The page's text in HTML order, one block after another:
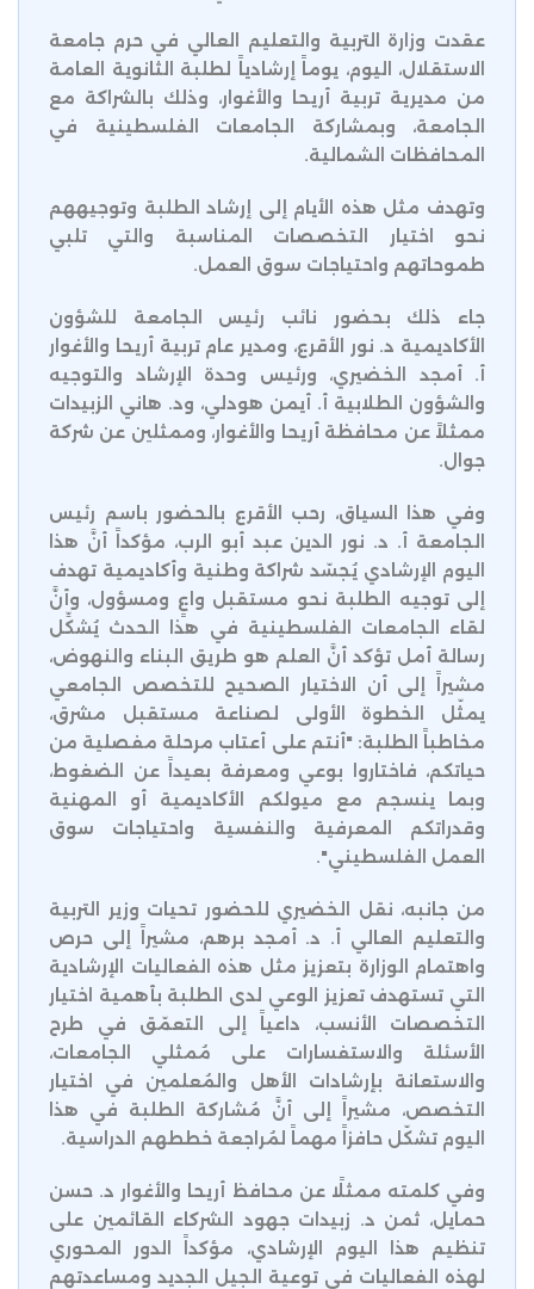
عقدت وزارة التربية والتعليم العالي في حرم جامعة
الاستقلال، اليوم، يوماً إرشادياً لطلبة الثانوية العامة
من مديرية تربية أريحا والأغوار، وذلك بالشراكة مع
الجامعة، وبمشاركة الجامعات الفلسطينية في
المحافظات الشمالية.
وتهدف مثل هذه الأيام إلى إرشاد الطلبة وتوجيههم
نحو اختيار التخصصات المناسبة والتي تلبي
طموحاتهم واحتياجات سوق العمل.
جاء ذلك بحضور نائب رئيس الجامعة للشؤون
الأكاديمية د. نور الأقرع، ومدير عام تربية أريحا والأغوار
أ. أمجد الخضيري، ورئيس وحدة الإرشاد والتوجيه
والشؤون الطلابية أ. أيمن هودلي، ود. هاني الزبيدات
ممثلاً عن محافظة أريحا والأغوار، وممثلين عن شركة
جوال.
وفي هذا السياق، رحب الأقرع بالحضور باسم رئيس
الجامعة أ. د. نور الدين عبد أبو الرب، مؤكداً أنَّ هذا
اليوم الإرشادي يُجسّد شراكة وطنية وأكاديمية تهدف
إلى توجيه الطلبة نحو مستقبل واعٍ ومسؤول، وأنَّ
لقاء الجامعات الفلسطينية في هذا الحدث يُشكِّل
رسالة أمل تؤكد أنَّ العلم هو طريق البناء والنهوض،
مشيراً إلى أن الاختيار الصحيح للتخصص الجامعي
يمثّل الخطوة الأولى لصناعة مستقبل مشرق،
مخاطباً الطلبة: "أنتم على أعتاب مرحلة مفصلية من
حياتكم، فاختاروا بوعي ومعرفة بعيداً عن الضغوط،
وبما ينسجم مع ميولكم الأكاديمية أو المهنية
وقدراتكم المعرفية والنفسية واحتياجات سوق
العمل الفلسطيني".
من جانبه، نقل الخضيري للحضور تحيات وزير التربية
والتعليم العالي أ. د. أمجد برهم، مشيراً إلى حرص
واهتمام الوزارة بتعزيز مثل هذه الفعاليات الإرشادية
التي تستهدف تعزيز الوعي لدى الطلبة بأهمية اختيار
التخصصات الأنسب، داعياً إلى التعمّق في طرح
الأسئلة والاستفسارات على مُمثلي الجامعات،
والاستعانة بإرشادات الأهل والمُعلمين في اختيار
التخصص، مشيراً إلى أنَّ مُشاركة الطلبة في هذا
اليوم تشكّل حافزاً مهماً لمُراجعة خططهم الدراسية.
وفي كلمته ممثلًا عن محافظ أريحا والأغوار د. حسن
حمايل، ثمن د. زبيدات جهود الشركاء القائمين على
تنظيم هذا اليوم الإرشادي، مؤكداً الدور المحوري
لهذه الفعاليات في توعية الجيل الجديد ومساعدتهم